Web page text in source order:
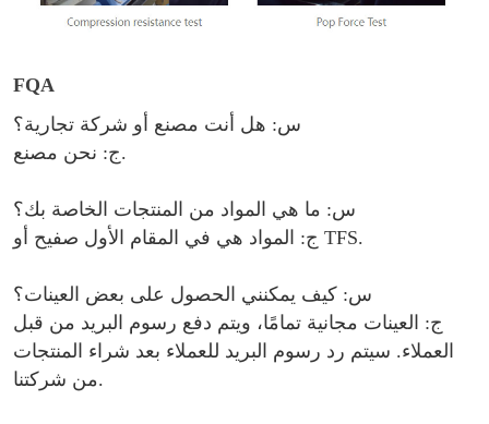
FQA
س: هل أنت مصنع أو شركة تجارية؟
ج: نحن مصنع.
س: ما هي المواد من المنتجات الخاصة بك؟
ج: المواد هي في المقام الأول صفيح أو TFS.
س: كيف يمكنني الحصول على بعض العينات؟
ج: العينات مجانية تمامًا، ويتم دفع رسوم البريد من قبل
العملاء. سيتم رد رسوم البريد للعملاء بعد شراء المنتجات
من شركتنا.